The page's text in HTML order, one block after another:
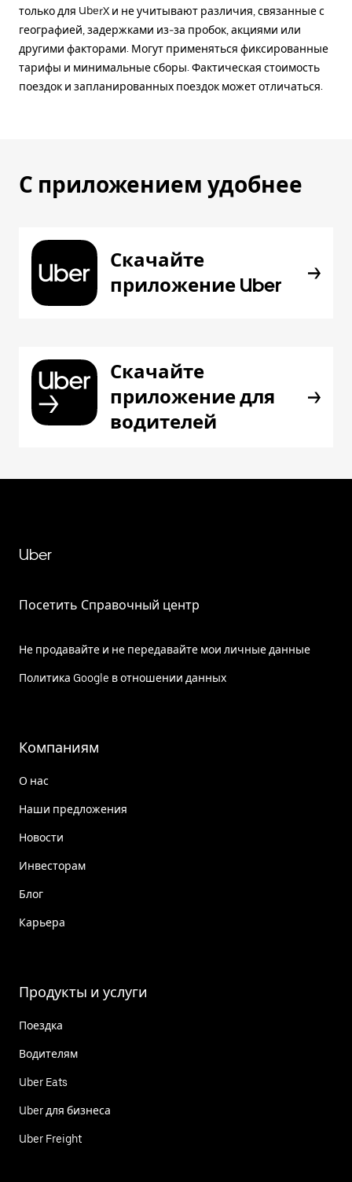
только для UberX и не учитывают различия, связанные с
географией, задержками из-за пробок, акциями или
другими факторами. Могут применяться фиксированные
тарифы и минимальные сборы. Фактическая стоимость
поездок и запланированных поездок может отличаться.
С приложением удобнее
Скачайте
приложение Uber
Скачайте
приложение для
водителей
Uber
Посетить Справочный центр
Не продавайте и не передавайте мои личные данные
Политика Google в отношении данных
Компаниям
О нас
Наши предложения
Новости
Инвесторам
Блог
Карьера
Продукты и услуги
Поездка
Водителям
Uber Eats
Uber для бизнеса
Uber Freight